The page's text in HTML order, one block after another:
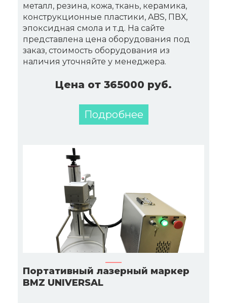
металл, резина, кожа, ткань, керамика,
конструкционные пластики, ABS, ПВХ,
эпоксидная смола и т.д. На сайте
представлена цена оборудования под
заказ, стоимость оборудования из
наличия уточняйте у менеджера.
Цена от 365000 руб.
Подробнее
Портативный лазерный маркер
BMZ UNIVERSAL